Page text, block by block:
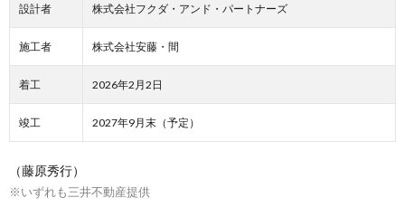
設計者 株式会社フクダ・アンド・パートナーズ
施工者 株式会社安藤・間
着工 2026年2月2日
竣工 2027年9月末（予定）
（藤原秀行）
※いずれも三井不動産提供